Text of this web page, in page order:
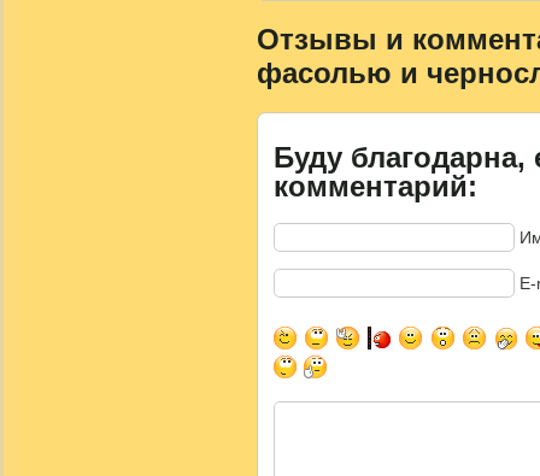
Отзывы и
фасолью и
Буду благодарна,
комментарий: